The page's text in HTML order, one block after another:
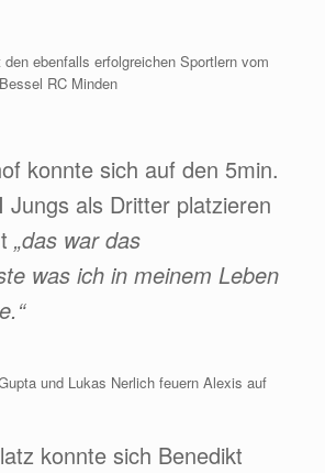
ebenfalls erfolgreichen Sportlern vom
RC Minden
konnte sich auf den 5min.
Jungs als Dritter platzieren
„das war das
was ich in meinem Leben
und Lukas Nerlich feuern Alexis auf
konnte sich Benedikt